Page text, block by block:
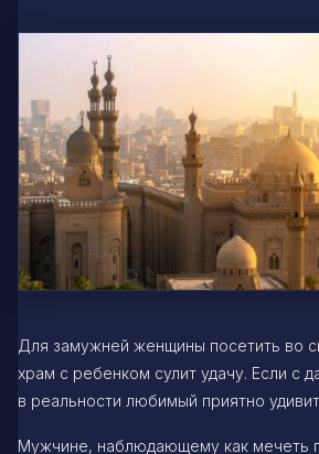
Для замужней женщины посетить во
храм с ребенком сулит удачу. Если с
в реальности любимый приятно
Мужчине, наблюдающему как мечеть